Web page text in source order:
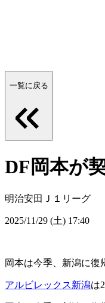
一覧に戻る
DF岡本が
明治安田Ｊ１リーグ
2025/11/29 (土) 17:40
岡本は今季、新潟に復
アルビレックス新潟は